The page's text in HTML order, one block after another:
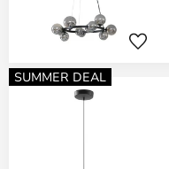
SUMMER DEAL